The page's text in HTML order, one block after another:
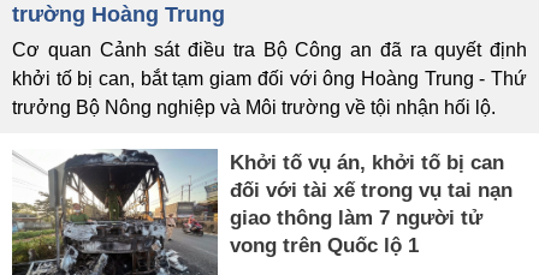
trường Hoàng Trung
Cơ quan Cảnh sát điều tra Bộ Công an đã ra quyết định
khởi tố bị can, bắt tạm giam đối với ông Hoàng Trung - Thứ
trưởng Bộ Nông nghiệp và Môi trường về tội nhận hối lộ.
Khởi tố vụ án, khởi tố bị can
đối với tài xế trong vụ tai nạn
giao thông làm 7 người tử
vong trên Quốc lộ 1